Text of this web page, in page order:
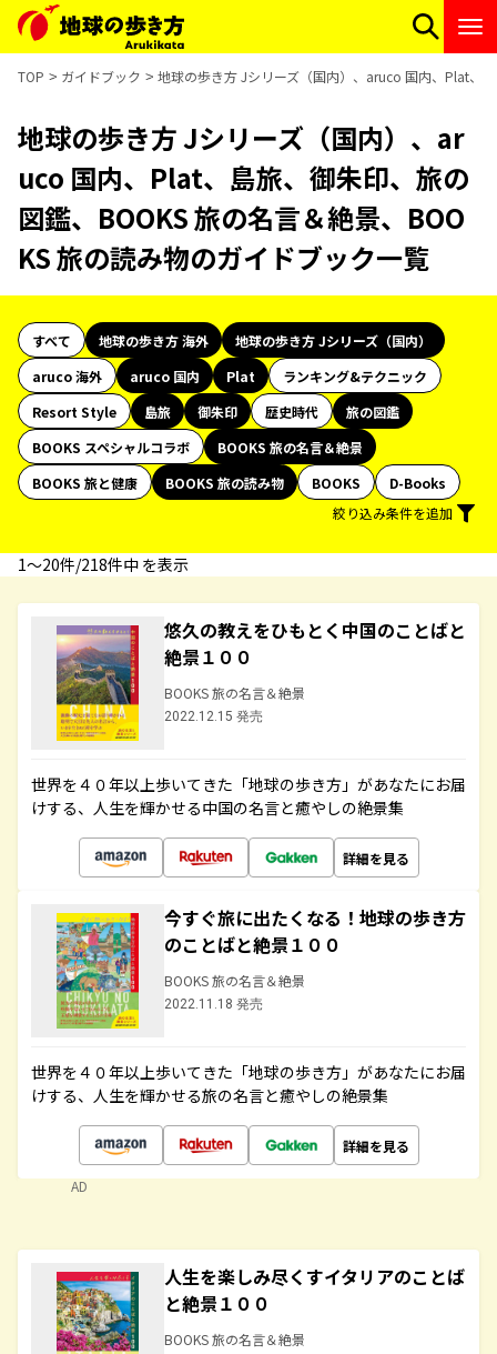
TOP ガイドブック 地球の歩き方 Jシリーズ（国内）、aruco 国内、Plat、
地球の歩き方 Jシリーズ（国内）、ar
uco 国内、Plat、島旅、御朱印、旅の
図鑑、BOOKS 旅の名言＆絶景、BOO
KS 旅の読み物のガイドブック一覧
すべて 地球の歩き方 海外
地球の歩き方 Jシリーズ（国内）
aruco 海外
aruco 国内 Plat
ランキング&テクニック
Resort Style
島旅 御朱印 歴史時代
旅の図鑑
BOOKS スペシャルコラボ
BOOKS 旅の名言＆絶景
BOOKS 旅と健康
BOOKS 旅の読み物 BOOKS
D-Books
絞り込み条件を追加
1〜20件/218件中 を表示
悠久の教えをひもとく中国のことばと
絶景１００
BOOKS 旅の名言＆絶景
2022.12.15 発売
世界を４０年以上歩いてきた「地球の歩き方」があなたにお届
けする、人生を輝かせる中国の名言と癒やしの絶景集
詳細を見る
今すぐ旅に出たくなる！地球の歩き方
のことばと絶景１００
BOOKS 旅の名言＆絶景
2022.11.18 発売
世界を４０年以上歩いてきた「地球の歩き方」があなたにお届
けする、人生を輝かせる旅の名言と癒やしの絶景集
詳細を見る
AD
人生を楽しみ尽くすイタリアのことば
と絶景１００
BOOKS 旅の名言＆絶景